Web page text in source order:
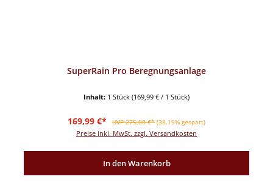
SuperRain Pro Beregnungsanlage
Inhalt: 1 Stück (169,99 € / 1 Stück)
Verkaufspreis:
169,99 €* Regulärer Preis:
UVP 275,00 €* (38.19% gespart)
Preise inkl. MwSt. zzgl. Versandkosten
In den Warenkorb